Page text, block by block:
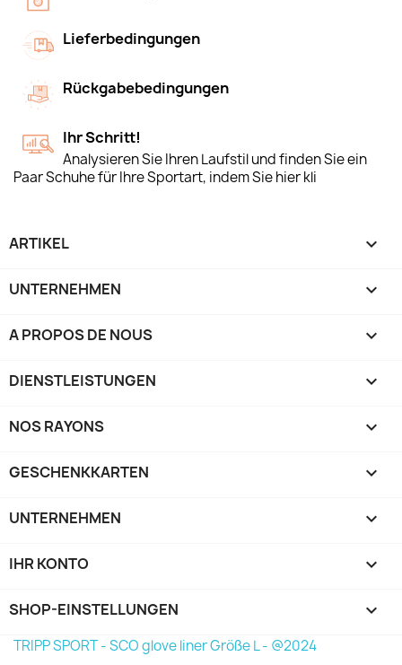
Lieferbedingungen
Rückgabebedingungen
Ihr Schritt!
Analysieren Sie Ihren Laufstil und finden Sie ein
Paar Schuhe für Ihre Sportart, indem Sie hier kli
ARTIKEL 
UNTERNEHMEN 
A PROPOS DE NOUS 
DIENSTLEISTUNGEN 
NOS RAYONS 
GESCHENKKARTEN 
UNTERNEHMEN 
IHR KONTO 
SHOP-EINSTELLUNGEN keyboard_arrow_down
TRIPP SPORT - SCO glove liner Größe L - @2024